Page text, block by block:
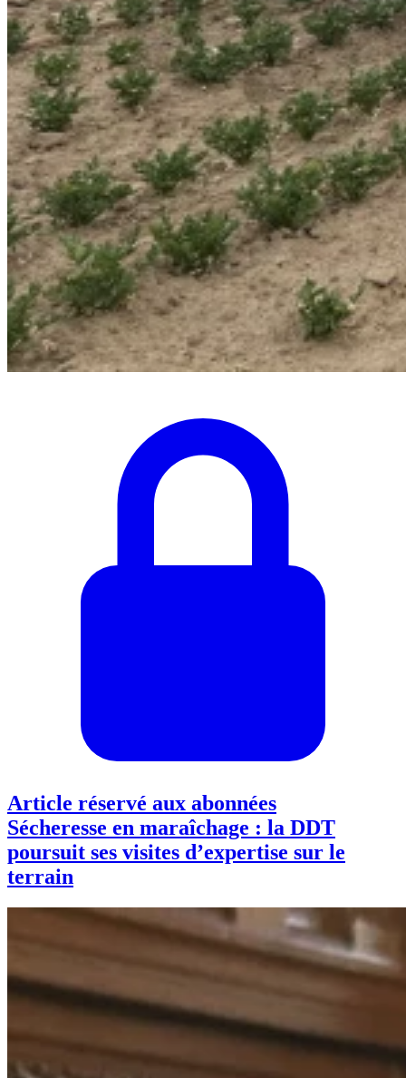
Article réservé aux abonnées
Sécheresse en maraîchage : la DDT
poursuit ses visites d’expertise sur le
terrain